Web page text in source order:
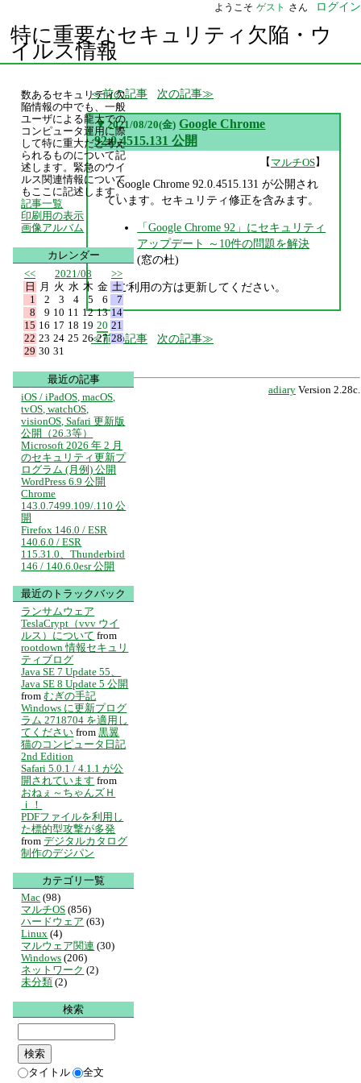
ようこそ ゲスト さん ログイン
特に重要なセキュリティ欠陥・ウ
イルス情報
前の記事 次の記事
▼ 2021/08/20(金) Google Chrome
92.0.4515.131 公開
【マルチOS】
Google Chrome 92.0.4515.131 が公開され
ています。セキュリティ修正を含みます。
「Google Chrome 92」にセキュリティ
アップデート ～10件の問題を解決
(窓の杜)
ご利用の方は更新してください。
前の記事 次の記事
adiary Version 2.28c.
数あるセキュリティ欠
陥情報の中でも、一般
ユーザによる龍大での
コンピュータ運用に際
して特に重大だと考え
られるものについて記
述します。緊急のウイ
ルス関連情報について
もここに記述します。
記事一覧
印刷用の表示
画像アルバム
カレンダー
<<
2021/08
>>
日
月 火 水 木 金 土
1
2 3 4 5 6
7
8
9 10 11 12 13 14
15 16 17 18 19 20 21
22 23 24 25 26 27 28
29 30 31
最近の記事
iOS / iPadOS, macOS,
tvOS, watchOS,
visionOS, Safari 更新版
公開（26.3等）
Microsoft 2026 年 2 月
のセキュリティ更新プ
ログラム (月例) 公開
WordPress 6.9 公開
Chrome
143.0.7499.109/.110 公
開
Firefox 146.0 / ESR
140.6.0 / ESR
115.31.0、Thunderbird
146 / 140.6.0esr 公開
最近のトラックバック
ランサムウェア
TeslaCrypt（vvv ウイ
ルス）について from
rootdown 情報セキュリ
ティブログ
Java SE 7 Update 55、
Java SE 8 Update 5 公開
from むぎの手記
Windows に更新プログ
ラム 2718704 を適用し
てください from 黒翼
猫のコンピュータ日記
2nd Edition
Safari 5.0.1 / 4.1.1 が公
開されています from
おねぇ～ちゃんズＨ
ｉ！
PDFファイルを利用し
た標的型攻撃が多発
from デジタルカタログ
制作のデジパン
カテゴリ一覧
Mac (98)
マルチOS (856)
ハードウェア (63)
Linux (4)
マルウェア関連 (30)
Windows (206)
ネットワーク (2)
未分類 (2)
検索
タイトル 全文